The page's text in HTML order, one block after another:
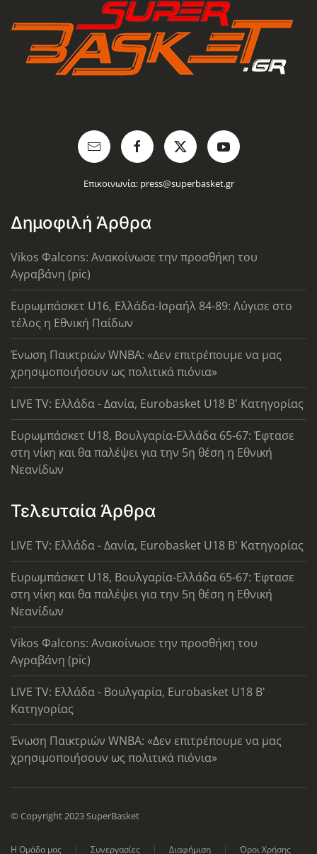
Επικοινωνία: press@superbasket.gr
Δημοφιλή Άρθρα
Vikos Φalcons: Ανακοίνωσε την προσθήκη του
Αγραβάνη (pic)
Ευρωμπάσκετ U16, Ελλάδα-Ισραήλ 84-89: Λύγισε στο
τέλος η Εθνική Παίδων
Ένωση Παικτριών WNBA: «Δεν επιτρέπουμε να μας
χρησιμοποιήσουν ως πολιτικά πιόνια»
LIVE TV: Ελλάδα - Δανία, Eurobasket U18 Β' Κατηγορίας
Ευρωμπάσκετ U18, Βουλγαρία-Ελλάδα 65-67: Έφτασε
στη νίκη και θα παλέψει για την 5η θέση η Εθνική
Νεανίδων
Τελευταία Άρθρα
LIVE TV: Ελλάδα - Δανία, Eurobasket U18 Β' Κατηγορίας
Ευρωμπάσκετ U18, Βουλγαρία-Ελλάδα 65-67: Έφτασε
στη νίκη και θα παλέψει για την 5η θέση η Εθνική
Νεανίδων
Vikos Φalcons: Ανακοίνωσε την προσθήκη του
Αγραβάνη (pic)
LIVE TV: Ελλάδα - Βουλγαρία, Eurobasket U18 Β'
Κατηγορίας
Ένωση Παικτριών WNBA: «Δεν επιτρέπουμε να μας
χρησιμοποιήσουν ως πολιτικά πιόνια»
© Copyright 2023 SuperBasket
Η Ομάδα μας Συνεργασίες Διαφήμιση Όροι Χρήσης